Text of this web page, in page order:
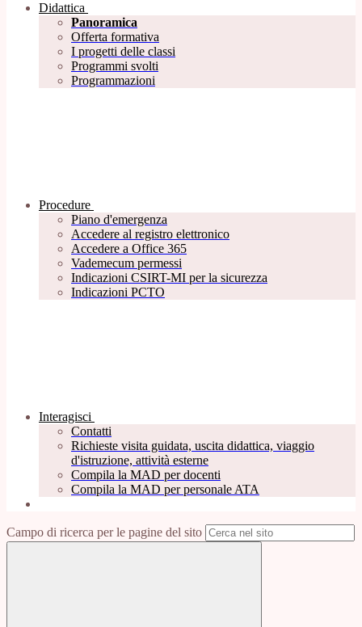
Didattica
Panoramica
Offerta formativa
I progetti delle classi
Programmi svolti
Programmazioni
Procedure
Piano d'emergenza
Accedere al registro elettronico
Accedere a Office 365
Vademecum permessi
Indicazioni CSIRT-MI per la sicurezza
Indicazioni PCTO
Interagisci
Contatti
Richieste visita guidata, uscita didattica, viaggio
d'istruzione, attività esterne
Compila la MAD per docenti
Compila la MAD per personale ATA
Campo di ricerca per le pagine del sito